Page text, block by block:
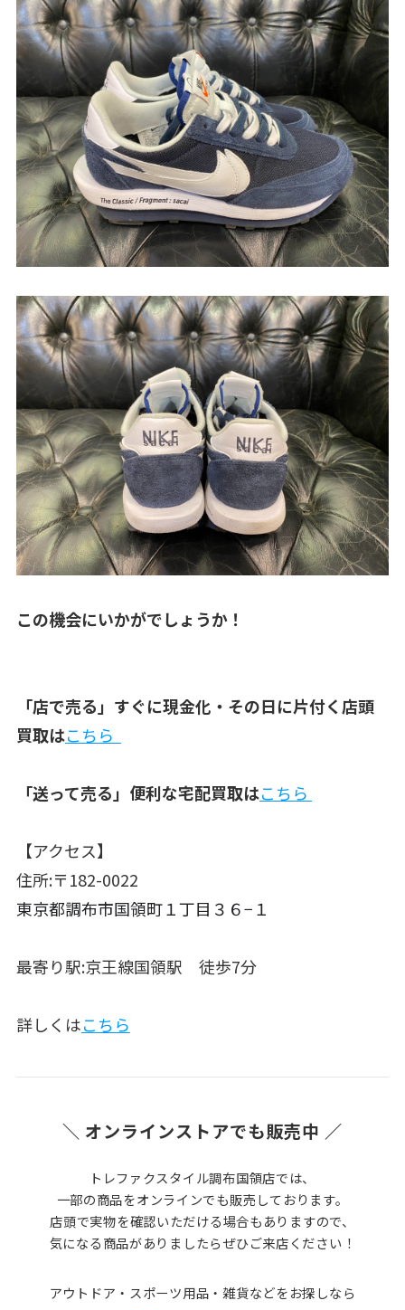
この機会にいかがでしょうか！
「店で売る」すぐに現金化・その日に片付く店頭
買取はこちら
「送って売る」便利な宅配買取はこちら
【アクセス】
住所:〒182-0022
東京都調布市国領町１丁目３６−１
最寄り駅:京王線国領駅 徒歩7分
詳しくはこちら
＼ オンラインストアでも販売中 ／
トレファクスタイル調布国領店では、
一部の商品をオンラインでも販売しております。
店頭で実物を確認いただける場合もありますので、
気になる商品がありましたらぜひご来店ください！
アウトドア・スポーツ用品・雑貨などをお探しなら